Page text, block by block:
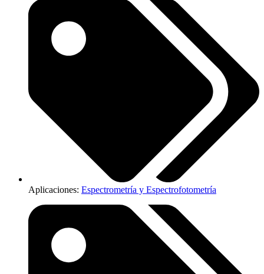
Aplicaciones: Espectrometría y Espectrofotometría